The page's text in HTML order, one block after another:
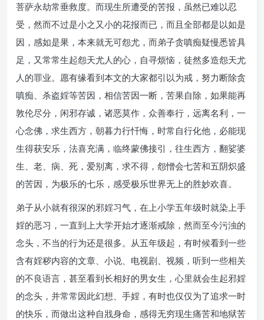
菩萨永劫常垂救度。而现生所遭受的苦报，虽然已难以忍
受，然而不过是小之又小的花报而已，而且全部都是以如是
因，感如是果，本来就无可怨尤，而弟子贪嗔痴疑慢悉皆具
足，又常常生起怨天尤人的心，自寻烦恼，徒然多造怨天尤
人的罪业。愿有缘看到本文的大家都引以为戒，努力断除贪
嗔痴、杀盗婬等苦因，相信苦因一断，苦果自除，如果能再
敦伦尽分，闲邪存诚，诸恶莫作，众善奉行，远离名利，一
心念佛，求生西方，朝暮力行忏悔，时常自行化他，必能现
生得获安乐，法喜充满，临终蒙佛接引，往生西方，翻娑婆
生、老、病、死，爱别离，求不得，怨憎会七苦和五阴炽盛
的苦因，为极乐的七乐，感受极乐世界无上的胜妙欢喜。
弟子从小就有很深的邪婬习气，在上小学五年级时就染上手
婬的恶习，一直到上大学开始才逐渐戒除，然而至今污浊的
念头，不当的行为还是很多。从五年级起，有时候看到一些
含有婬秽内容的文章、小说、电视剧、视频，听到一些相关
的不良语言，甚至看到长相好的男女生，心里就会生起邪婬
的念头，并常常因此幻想、手婬，有时也仅仅为了追求一时
的快乐，而做出这种自戕身命，感得无穷现生痛苦和地狱苦